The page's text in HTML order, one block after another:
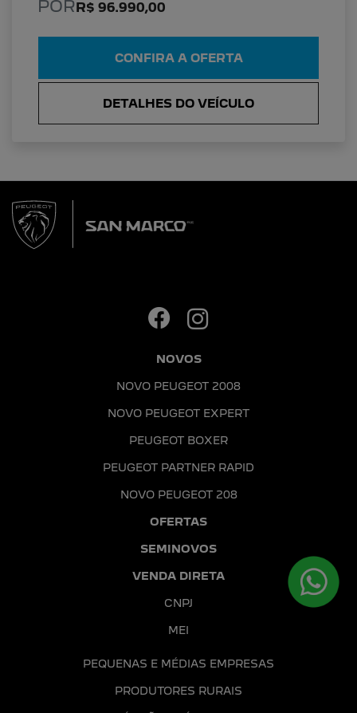
PORR$ 96.990,00
CONFIRA A OFERTA
DETALHES DO VEÍCULO
NOVOS
NOVO PEUGEOT 2008
NOVO PEUGEOT EXPERT
PEUGEOT BOXER
PEUGEOT PARTNER RAPID
NOVO PEUGEOT 208
OFERTAS
SEMINOVOS
VENDA DIRETA
CNPJ
MEI
PEQUENAS E MÉDIAS EMPRESAS
PRODUTORES RURAIS